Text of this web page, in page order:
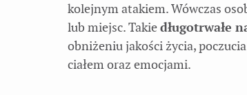
kolejnym atakiem. Wówczas
lub miejsc. Takiedługotrwałe
obniżeniu jakości życia,
ciałem oraz emocjami.